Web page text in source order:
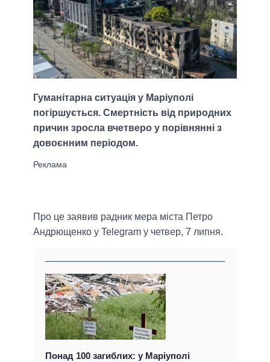
Гуманітарна ситуація у Маріуполі
погіршується. Смертність від природних
причин зросла вчетверо у порівнянні з
довоєнним періодом.
Про це заявив радник мера міста Петро
Андрющенко у Telegram у четвер, 7 липня.
Понад 100 загиблих: у Маріуполі